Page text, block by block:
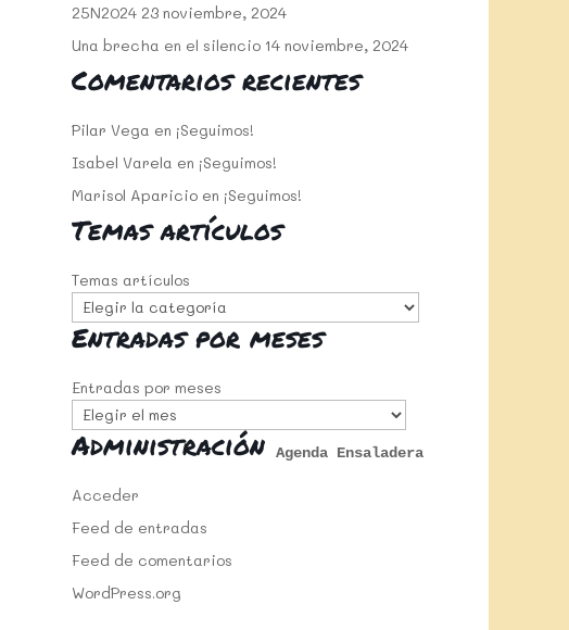
25N2024 23 noviembre, 2024
Una brecha en el silencio 14 noviembre, 2024
Comentarios recientes
Pilar Vega en ¡Seguimos!
Isabel Varela en ¡Seguimos!
Marisol Aparicio en ¡Seguimos!
Temas artículos
Temas artículos
Entradas por meses
Entradas por meses
Administración
Acceder
Feed de entradas
Feed de comentarios
WordPress.org
Agenda Ensaladera